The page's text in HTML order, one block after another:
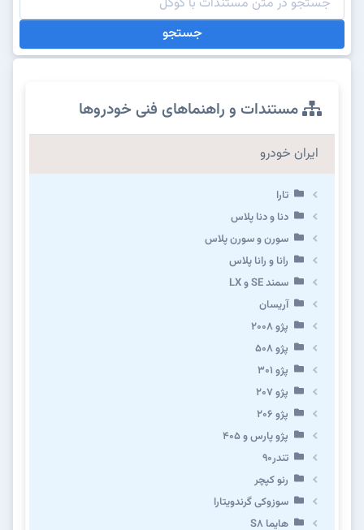
جستجو
مستندات و راهنماهای فنی خودروها
ایران خودرو
تارا
دنا و دنا پلاس
سورن و سورن پلاس
رانا و رانا پلاس
سمند SE و LX
آریسان
پژو ۲۰۰۸
پژو ۵۰۸
پژو 301
پژو ۲۰۷
پژو ۲۰۶
پژو پارس و ۴۰۵
تندر۹۰
رنو کپچر
سوزوکی گرندویتارا
هایما S8